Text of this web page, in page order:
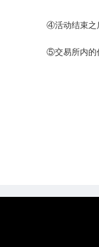
④活动结束之
⑤交易所内的